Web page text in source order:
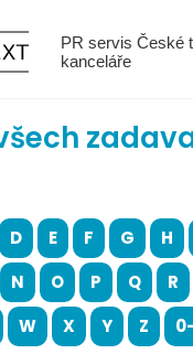
PR servis České
kanceláře
D E F G H
N O P Q R
W X Y Z